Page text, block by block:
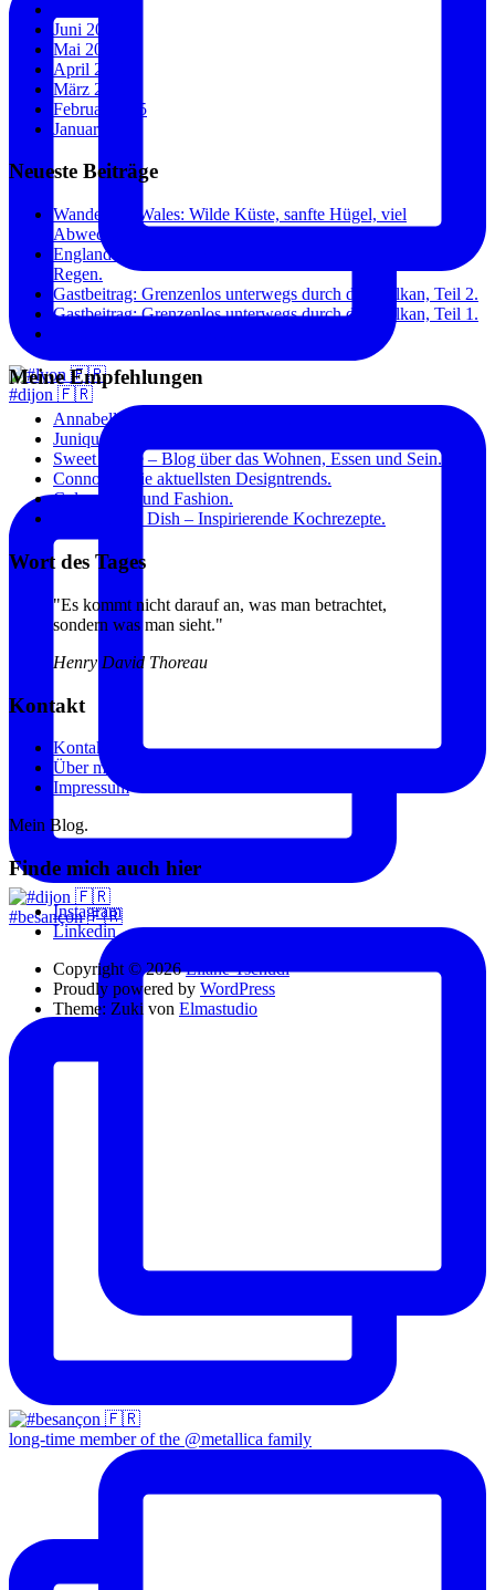
#dijon 🇫🇷
#besançon 🇫🇷
long-time member of the @metallica family
Juni 2015
Mai 2015
April 2015
März 2015
Februar 2015
Januar 2015
Neueste Beiträge
Wandern in Wales: Wilde Küste, sanfte Hügel, viel
Abwechslung.
England und Wales: Städte, Küste und überraschend wenig
Regen.
Gastbeitrag: Grenzenlos unterwegs durch den Balkan, Teil 2.
Gastbeitrag: Grenzenlos unterwegs durch den Balkan, Teil 1.
Meine Empfehlungen
Annabelle – Die Frauenzeitschrift.
Junique – Kunst für zuhause.
Sweet Home – Blog über das Wohnen, Essen und Sein.
Connox – Die aktuellsten Designtrends.
Gala – Stars und Fashion.
The Original Dish – Inspirierende Kochrezepte.
Wort des Tages
"Es kommt nicht darauf an, was man betrachtet,
sondern was man sieht."
Henry David Thoreau
Kontakt
Kontakt
Über mich
Impressum
Mein Blog.
Finde mich auch hier
Instagram
Linkedin
Copyright © 2026Eliane Tschudi
Proudly powered by WordPress
Theme: Zuki von Elmastudio